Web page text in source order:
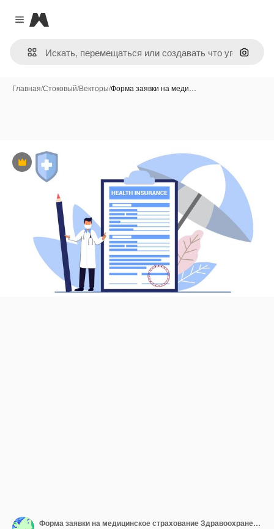
Close menu
Magnific
Поиск
Главная/Стоковый/Векторы/Форма заявки на меди…
Премиум
Форма заявки на медицинское страхование Здравоохранение Финансы и медицинские услуги